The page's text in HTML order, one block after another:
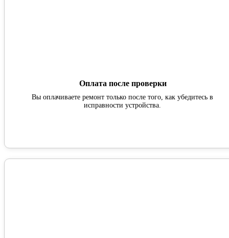
Оплата после проверки
Вы оплачиваете ремонт только после того, как убедитесь в
исправности устройства.